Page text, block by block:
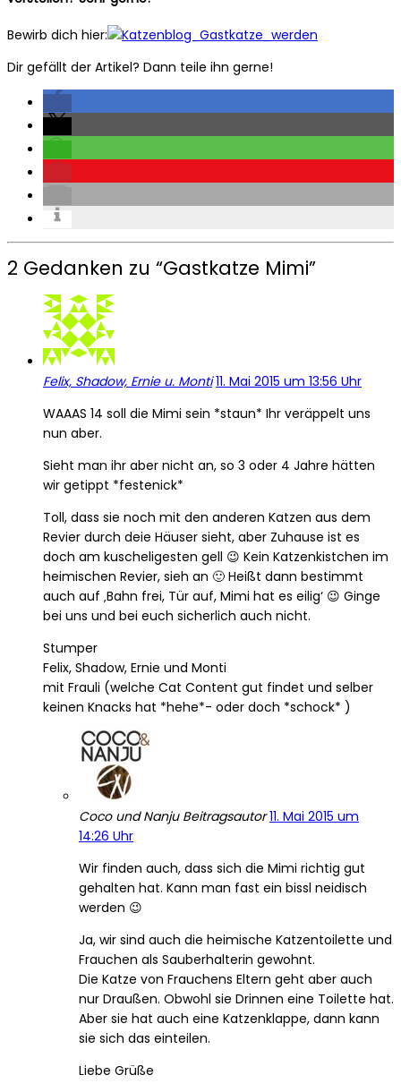
Bewirb dich hier:
Dir gefällt der Artikel? Dann teile ihn gerne!
2 Gedanken zu “Gastkatze Mimi”
Felix, Shadow, Ernie u. Monti 11. Mai 2015 um 13:56 Uhr
WAAAS 14 soll die Mimi sein *staun* Ihr veräppelt uns
nun aber.
Sieht man ihr aber nicht an, so 3 oder 4 Jahre hätten
wir getippt *festenick*
Toll, dass sie noch mit den anderen Katzen aus dem
Revier durch deie Häuser sieht, aber Zuhause ist es
doch am kuscheligesten gell 😉 Kein Katzenkistchen im
heimischen Revier, sieh an 🙂 Heißt dann bestimmt
auch auf ‚Bahn frei, Tür auf, Mimi hat es eilig‘ 😉 Ginge
bei uns und bei euch sicherlich auch nicht.
Stumper
Felix, Shadow, Ernie und Monti
mit Frauli (welche Cat Content gut findet und selber
keinen Knacks hat *hehe*- oder doch *schock* )
Coco und Nanju Beitragsautor 11. Mai 2015 um
14:26 Uhr
Wir finden auch, dass sich die Mimi richtig gut
gehalten hat. Kann man fast ein bissl neidisch
werden 😉
Ja, wir sind auch die heimische Katzentoilette und
Frauchen als Sauberhalterin gewohnt.
Die Katze von Frauchens Eltern geht aber auch
nur Draußen. Obwohl sie Drinnen eine Toilette hat.
Aber sie hat auch eine Katzenklappe, dann kann
sie sich das einteilen.
Liebe Grüße